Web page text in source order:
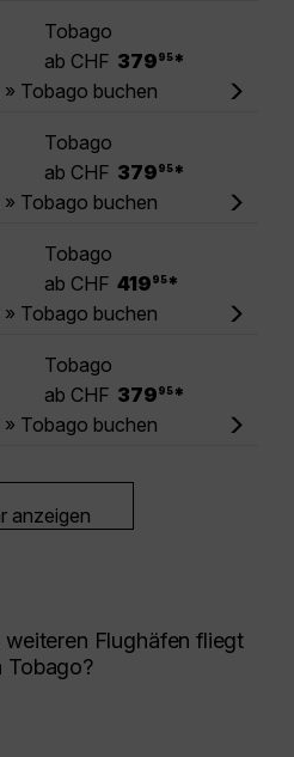
Tobago
ab CHF 379 95 *
Tobago buchen
Tobago
ab CHF 379 95 *
Tobago buchen
Tobago
ab CHF 419 95 *
Tobago buchen
Tobago
ab CHF 379 95 *
Tobago buchen
anzeigen
weiteren Flughäfen fliegt
Tobago?